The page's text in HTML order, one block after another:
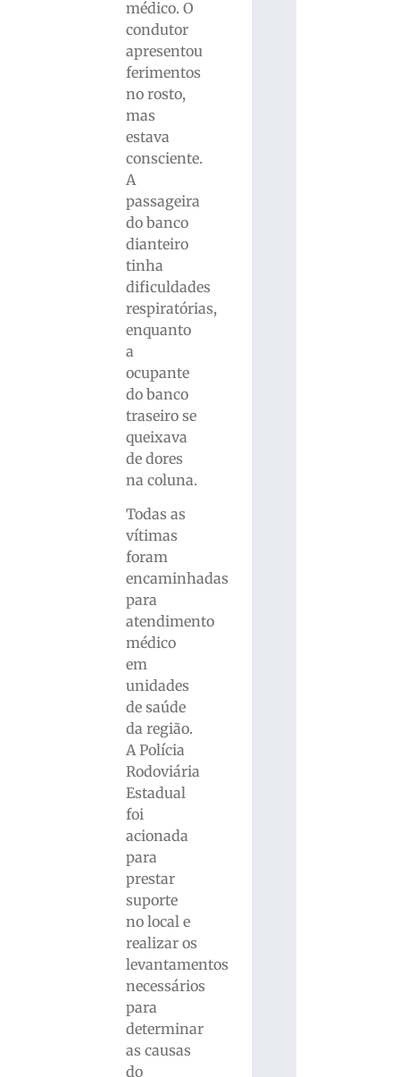
médico. O
condutor
apresentou
ferimentos
no rosto,
mas
estava
consciente.
A
passageira
do banco
dianteiro
tinha
dificuldades
respiratórias,
enquanto
a
ocupante
do banco
traseiro se
queixava
de dores
na coluna.
Todas as
vítimas
foram
encaminhadas
para
atendimento
médico
em
unidades
de saúde
da região.
A Polícia
Rodoviária
Estadual
foi
acionada
para
prestar
suporte
no local e
realizar os
levantamentos
necessários
para
determinar
as causas
do